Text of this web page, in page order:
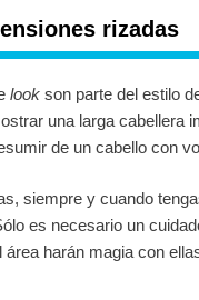
rizadas
lookson parte del estilo
una larga cabellera
de un cabello con
siempre y cuando
es necesario un
harán magia con